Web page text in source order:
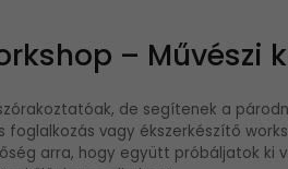
– Művészi
de segítenek a
vagy ékszerkészítő
arra, hogy együtt próbáljatok ki